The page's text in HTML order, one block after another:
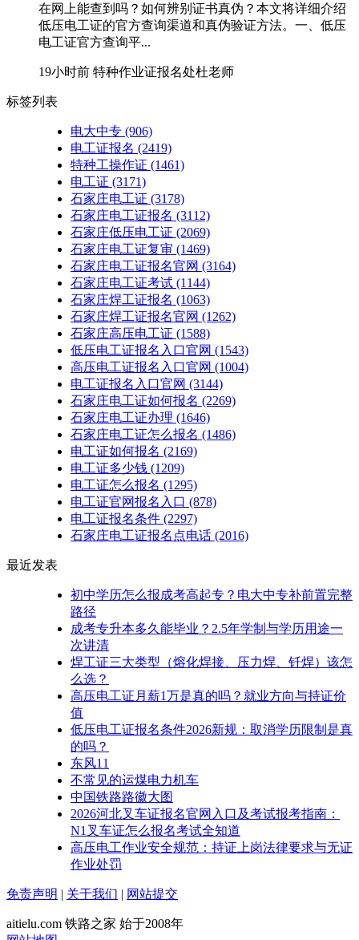
在网上能查到吗？如何辨别证书真伪？本文将详细介绍
低压电工证的官方查询渠道和真伪验证方法。一、低压
电工证官方查询平...
19小时前 特种作业证报名处杜老师
标签列表
电大中专 (906)
电工证报名 (2419)
特种工操作证 (1461)
电工证 (3171)
石家庄电工证 (3178)
石家庄电工证报名 (3112)
石家庄低压电工证 (2069)
石家庄电工证复审 (1469)
石家庄电工证报名官网 (3164)
石家庄电工证考试 (1144)
石家庄焊工证报名 (1063)
石家庄焊工证报名官网 (1262)
石家庄高压电工证 (1588)
低压电工证报名入口官网 (1543)
高压电工证报名入口官网 (1004)
电工证报名入口官网 (3144)
石家庄电工证如何报名 (2269)
石家庄电工证办理 (1646)
石家庄电工证怎么报名 (1486)
电工证如何报名 (2169)
电工证多少钱 (1209)
电工证怎么报名 (1295)
电工证官网报名入口 (878)
电工证报名条件 (2297)
石家庄电工证报名点电话 (2016)
最近发表
初中学历怎么报成考高起专？电大中专补前置完整
路径
成考专升本多久能毕业？2.5年学制与学历用途一
次讲清
焊工证三大类型（熔化焊接、压力焊、钎焊）该怎
么选？
高压电工证月薪1万是真的吗？就业方向与持证价
值
低压电工证报名条件2026新规：取消学历限制是真
的吗？
东风11
不常见的运煤电力机车
中国铁路路徽大图
2026河北叉车证报名官网入口及考试报考指南：
N1叉车证怎么报名考试全知道
高压电工作业安全规范：持证上岗法律要求与无证
作业处罚
免责声明 | 关于我们 | 网站提交
aitielu.com 铁路之家 始于2008年